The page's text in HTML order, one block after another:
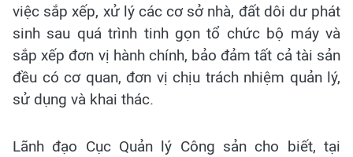
việc sắp xếp, xử lý các cơ sở nhà, đất dôi dư phát
sinh sau quá trình tinh gọn tổ chức bộ máy và
sắp xếp đơn vị hành chính, bảo đảm tất cả tài sản
đều có cơ quan, đơn vị chịu trách nhiệm quản lý,
sử dụng và khai thác.
Lãnh đạo Cục Quản lý Công sản cho biết, tại